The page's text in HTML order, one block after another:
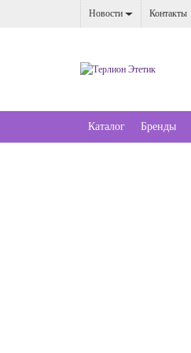
Новости Контакты
Каталог Бренды